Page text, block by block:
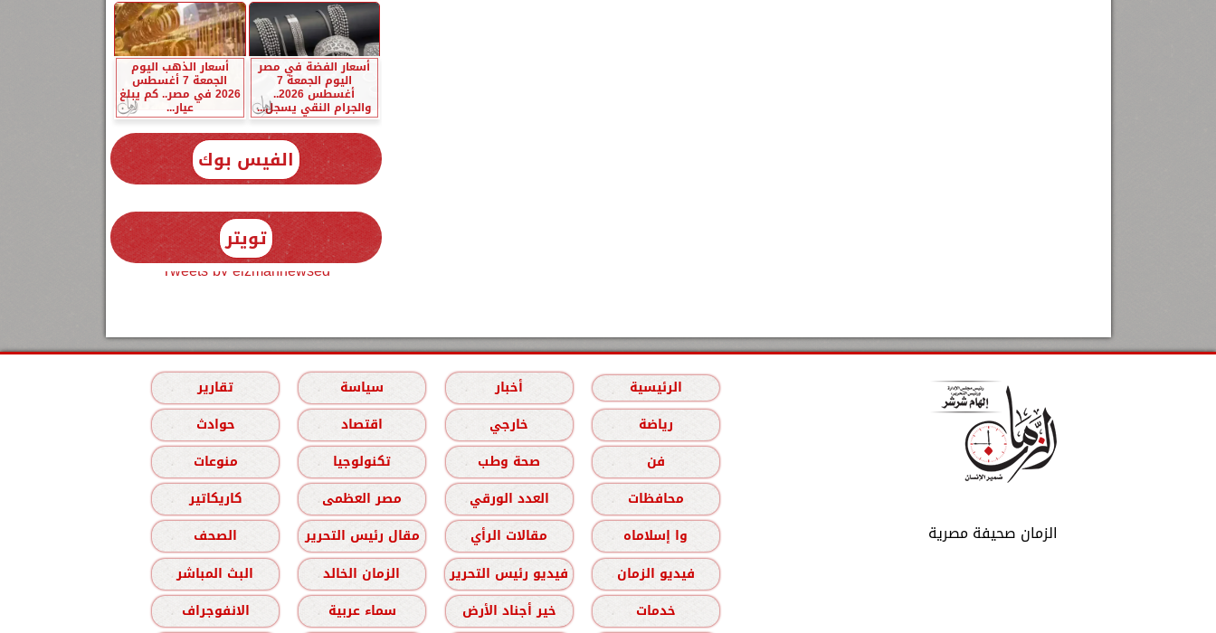
أسعار الفضة في مصر
اليوم الجمعة 7
أغسطس 2026..
والجرام النقي يسجل...
أسعار الذهب اليوم
الجمعة 7 أغسطس
2026 في مصر.. كم يبلغ
عيار...
الفيس بوك
تويتر
Tweets by elzmannewseg
الزمان صحيفة مصرية
الرئيسية أخبار سياسة
تقارير
رياضة
خارجي اقتصاد
حوادث
فن
صحة وطب تكنولوجيا
منوعات
محافظات
العدد الورقي مصر العظمى
كاريكاتير
وا إسلاماه
مقالات الرأي مقال رئيس التحرير
الصحف
فيديو الزمان
فيديو رئيس التحرير الزمان الخالد
البث المباشر
خدمات
خير أجناد الأرض سماء عربية الانفوجراف